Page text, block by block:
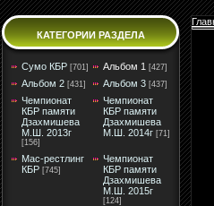
КАТЕГОРИИ РАЗДЕЛА
Сумо КБР [701] Альбом 1 [427]
Альбом 2 [431] Альбом 3 [437]
Чемпионат
КБР памяти
Дзахмишева
М.Ш. 2013г
[156]
Чемпионат
КБР памяти
Дзахмишева
М.Ш. 2014г [71]
Мас-рестлинг
КБР [745]
Чемпионат
КБР памяти
Дзахмишева
М.Ш. 2015г
[124]